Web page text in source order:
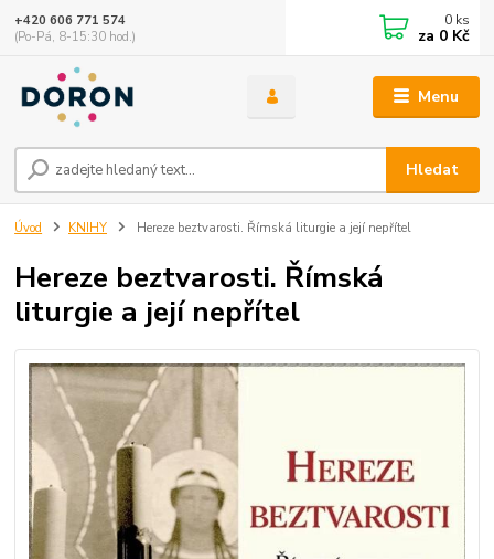
Menu
Hledat
+420 606 771 574
(Po-Pá, 8-15:30 hod.)
0 ks
za 0 Kč
Úvod KNIHY Hereze beztvarosti. Římská liturgie a její nepřítel
Hereze beztvarosti. Římská
liturgie a její nepřítel